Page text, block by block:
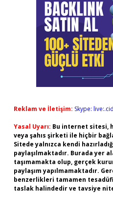
Reklam ve İletişim: Skype:
Yasal Uyarı: Bu internet sitesi,
veya şahıs şirketi ile hiçbir
Sitede yalnızca kendi
paylaşılmaktadır. Burada yer
taşımamakta olup, gerçek
paylaşım yapılmamaktadır.
benzerlikleri tamamen
taslak halindedir ve tavsiye